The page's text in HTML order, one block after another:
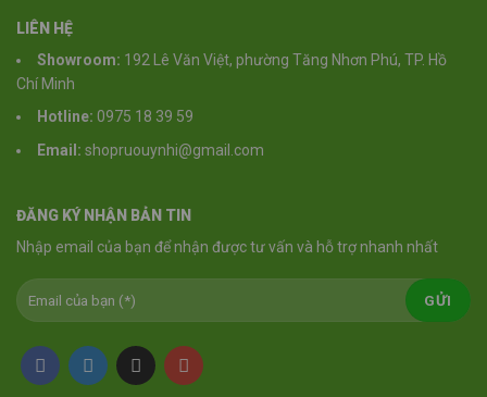
LIÊN HỆ
Showroom: 192 Lê Văn Việt, phường Tăng Nhơn Phú, TP. Hồ
Chí Minh
Hotline: 0975 18 39 59
Email: shopruouynhi@gmail.com
ĐĂNG KÝ NHẬN BẢN TIN
Nhập email của bạn để nhận được tư vấn và hỗ trợ nhanh nhất